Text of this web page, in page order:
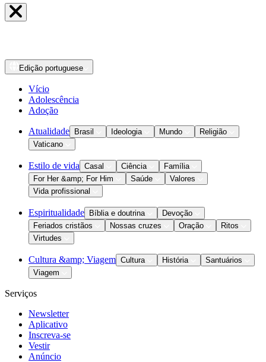
Edição portuguese
Vício
Adolescência
Adoção
Atualidade Brasil Ideologia Mundo
Religião
Vaticano
Estilo de vida Casal Ciência
Família
For Her &amp; For Him
Saúde
Valores
Vida profissional
Espiritualidade Bíblia e doutrina
Devoção
Feriados cristãos
Nossas cruzes Oração
Ritos
Virtudes
Cultura &amp; Viagem Cultura História
Santuários
Viagem
Serviços
Newsletter
Aplicativo
Inscreva-se
Vestir
Anúncio